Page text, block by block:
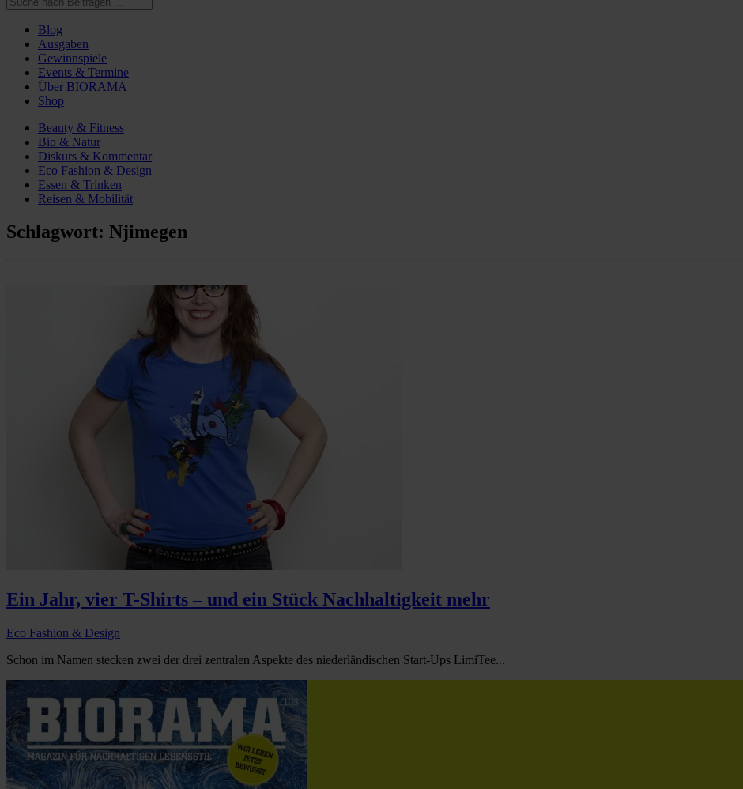
Blog
Ausgaben
Gewinnspiele
Events & Termine
Über BIORAMA
Shop
Beauty & Fitness
Bio & Natur
Diskurs & Kommentar
Eco Fashion & Design
Essen & Trinken
Reisen & Mobilität
Schlagwort: Njimegen
Ein Jahr, vier T-Shirts – und ein Stück Nachhaltigkeit mehr
Eco Fashion & Design
Schon im Namen stecken zwei der drei zentralen Aspekte des niederländischen Start-Ups LimiTee...